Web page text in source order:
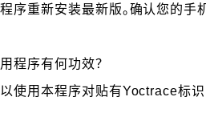
序重新安装最新版。确认您的手
程序有何功效？
使用本程序对贴有Yoctrace标识